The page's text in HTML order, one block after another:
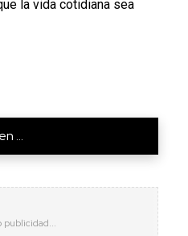
la vida cotidiana sea
...